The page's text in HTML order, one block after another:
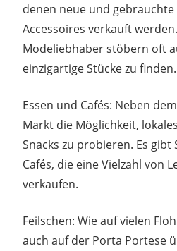
denen neue und
Accessoires verkauft
Modeliebhaber stöbern oft
einzigartige Stücke zu finden.
Essen und Cafés: Neben
Markt die Möglichkeit,
Snacks zu probieren. Es
Cafés, die eine Vielzahl von
verkaufen.
Feilschen: Wie auf vielen
auch auf der Porta Portese